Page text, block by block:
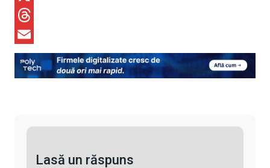
y
L
i
c
e
b
h
a
t
X
T
h
E
Lasă un răspuns